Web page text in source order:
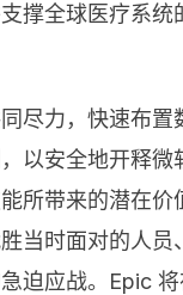
撑全球医疗系统
尽力，快速布置
以安全地开释微
所带来的潜在价
当时面对的人员
迫应战。Epic